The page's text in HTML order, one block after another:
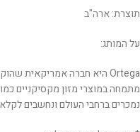
תוצרת: ארה"ב
על המותג:
מתמחה במוצרי מזון מקסיקניים
נמכרים ברחבי העולם ונחשבים